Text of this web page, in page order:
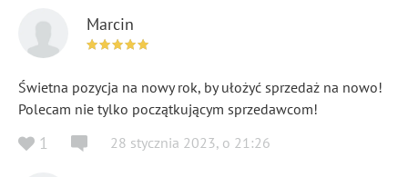
Marcin
Świetna pozycja na nowy rok, by ułożyć sprzedaż na nowo!
Polecam nie tylko początkującym sprzedawcom!
1 28 stycznia 2023, o 21:26